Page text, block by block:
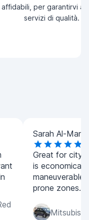
affidabili, per garantirvi
servizi di qualità.
Sarah Al-
Great for city
is economical
maneuverable
prone zones.